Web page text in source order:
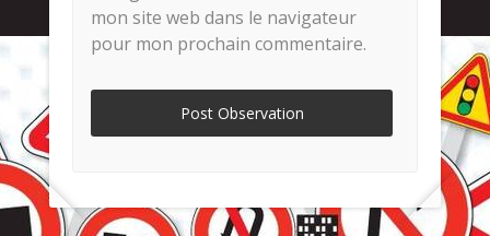
mon site web dans le navigateur
pour mon prochain commentaire.